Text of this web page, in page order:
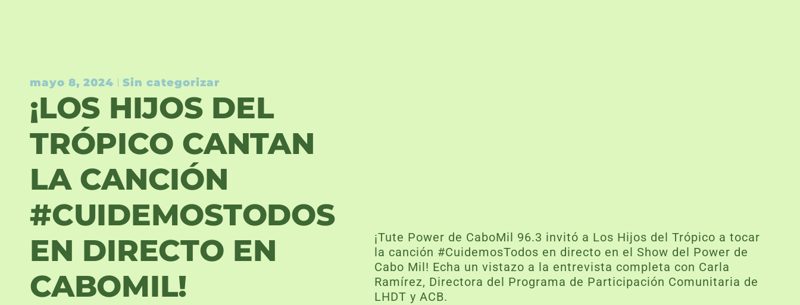
mayo 8, 2024 Sin categorizar
¡LOS HIJOS DEL
TRÓPICO CANTAN
LA CANCIÓN
#CUIDEMOSTODOS
EN DIRECTO EN
CABOMIL!
¡Tute Power de CaboMil 96.3 invitó a Los Hijos del Trópico a tocar
la canción #CuidemosTodos en directo en el Show del Power de
Cabo Mil! Echa un vistazo a la entrevista completa con Carla
Ramírez, Directora del Programa de Participación Comunitaria de
LHDT y ACB.